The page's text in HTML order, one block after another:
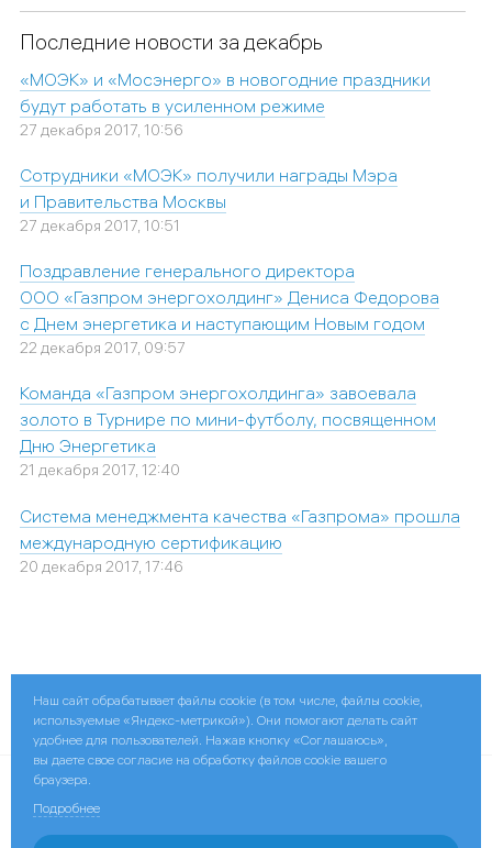
Последние новости за декабрь
«МОЭК» и «Мосэнерго» в новогодние праздники
будут работать в усиленном режиме
27 декабря 2017, 10:56
Сотрудники «МОЭК» получили награды Мэра
и Правительства Москвы
27 декабря 2017, 10:51
Поздравление генерального директора
ООО «Газпром энергохолдинг» Дениса Федорова
с Днем энергетика и наступающим Новым годом
22 декабря 2017, 09:57
Команда «Газпром энергохолдинга» завоевала
золото в Турнире по мини-футболу, посвященном
Дню Энергетика
21 декабря 2017, 12:40
Система менеджмента качества «Газпрома» прошла
международную сертификацию
20 декабря 2017, 17:46
Поделиться:
© 2026 ПАО «МОЭК»
Наш сайт обрабатывает файлы cookie (в том числе, файлы cookie,
используемые «Яндекс-метрикой»). Они помогают делать сайт
удобнее для пользователей. Нажав кнопку «Соглашаюсь»,
вы даете свое согласие на обработку файлов cookie вашего
браузера.
Подробнее